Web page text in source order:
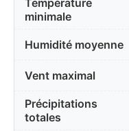
Température
minimale
Humidité moyenne
Vent maximal
Précipitations
totales